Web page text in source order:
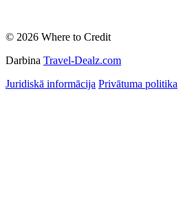
© 2026 Where to Credit
Darbina Travel-Dealz.com
Juridiskā informācija Privātuma politika